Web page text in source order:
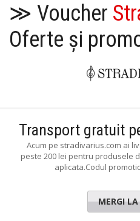
≫ Voucher
Oferte și
Transport gratuit
Acum pe stradivarius.com ai
peste 200 lei pentru produsele
aplicata.Codul
MERGI